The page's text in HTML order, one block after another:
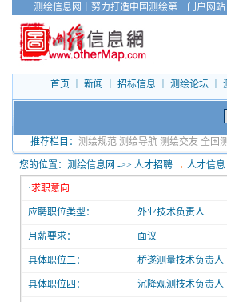
测绘信息网 努力打造中国测绘第一门户网站
首页 新闻 招标信息｜ 测绘论坛｜
推荐栏目： 测绘规范 测绘导航 测绘交友 全国
您的位置： 测绘信息网 ->> 人才招聘 → 人才信息
·求职意向
应聘职位类型： 外业技术负责人
月薪要求： 面议
具体职位二： 桥遂测量技术负责人
具体职位四： 沉降观测技术负责人